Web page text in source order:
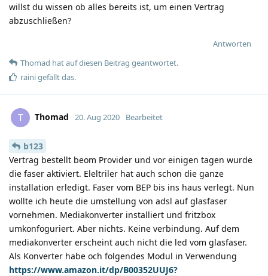
willst du wissen ob alles bereits ist, um einen Vertrag
abzuschließen?
Antworten
Thomad hatauf diesen Beitrag geantwortet.
rainigefällt das.
T Thomad 20. Aug 2020 Bearbeitet
b123
Vertrag bestellt beom Provider und vor einigen tagen wurde
die faser aktiviert. Eleltriler hat auch schon die ganze
installation erledigt. Faser vom BEP bis ins haus verlegt. Nun
wollte ich heute die umstellung von adsl auf glasfaser
vornehmen. Mediakonverter installiert und fritzbox
umkonfoguriert. Aber nichts. Keine verbindung. Auf dem
mediakonverter erscheint auch nicht die led vom glasfaser.
Als Konverter habe och folgendes Modul in Verwendung
https://www.amazon.it/dp/B00352UUJ6?